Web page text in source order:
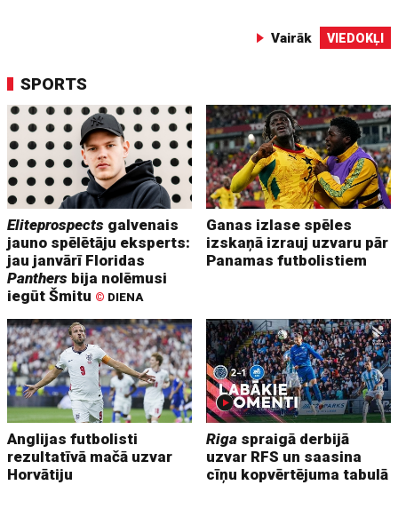
Vairāk VIEDOKĻI
SPORTS
Eliteprospects galvenais
jauno spēlētāju eksperts:
jau janvārī Floridas
Panthers bija nolēmusi
iegūt Šmitu © DIENA
Ganas izlase spēles
izskaņā izrauj uzvaru pār
Panamas futbolistiem
Anglijas futbolisti
rezultatīvā mačā uzvar
Horvātiju
Riga spraigā derbijā
uzvar RFS un saasina
cīņu kopvērtējuma tabulā